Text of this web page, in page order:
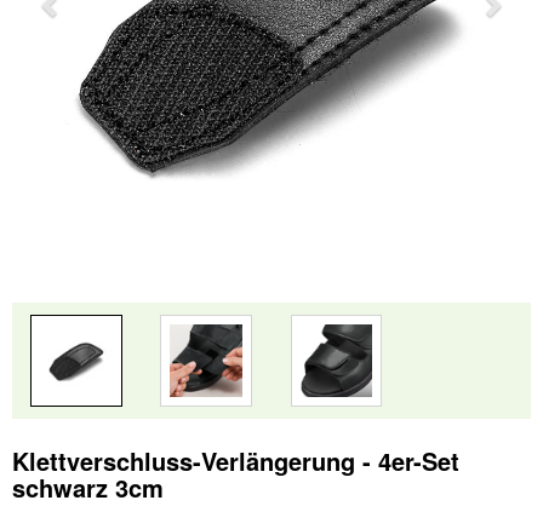
Klettverschluss-Verlängerung - 4er-Set
schwarz 3cm